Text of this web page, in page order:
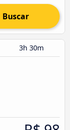
Buscar
3h 30m